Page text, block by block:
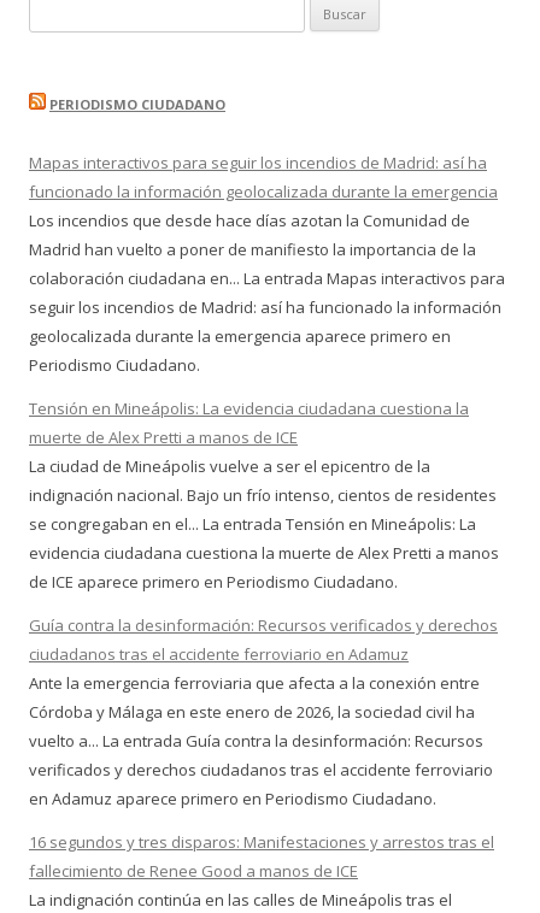
PERIODISMO CIUDADANO
Mapas interactivos para seguir los incendios de Madrid: así ha
funcionado la información geolocalizada durante la emergencia
Los incendios que desde hace días azotan la Comunidad de
Madrid han vuelto a poner de manifiesto la importancia de la
colaboración ciudadana en... La entrada Mapas interactivos para
seguir los incendios de Madrid: así ha funcionado la información
geolocalizada durante la emergencia aparece primero en
Periodismo Ciudadano.
Tensión en Mineápolis: La evidencia ciudadana cuestiona la
muerte de Alex Pretti a manos de ICE
La ciudad de Mineápolis vuelve a ser el epicentro de la
indignación nacional. Bajo un frío intenso, cientos de residentes
se congregaban en el... La entrada Tensión en Mineápolis: La
evidencia ciudadana cuestiona la muerte de Alex Pretti a manos
de ICE aparece primero en Periodismo Ciudadano.
Guía contra la desinformación: Recursos verificados y derechos
ciudadanos tras el accidente ferroviario en Adamuz
Ante la emergencia ferroviaria que afecta a la conexión entre
Córdoba y Málaga en este enero de 2026, la sociedad civil ha
vuelto a... La entrada Guía contra la desinformación: Recursos
verificados y derechos ciudadanos tras el accidente ferroviario
en Adamuz aparece primero en Periodismo Ciudadano.
16 segundos y tres disparos: Manifestaciones y arrestos tras el
fallecimiento de Renee Good a manos de ICE
La indignación continúa en las calles de Mineápolis tras el